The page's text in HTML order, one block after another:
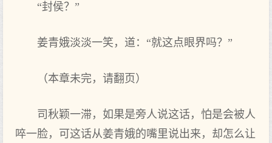
“封侯？”
姜青娥淡淡一笑，道：“就这点眼界吗？”
（本章未完，请翻页）
司秋颖一滞，如果是旁人说这话，怕是会被人
啐一脸，可这话从姜青娥的嘴里说出来，却怎么让